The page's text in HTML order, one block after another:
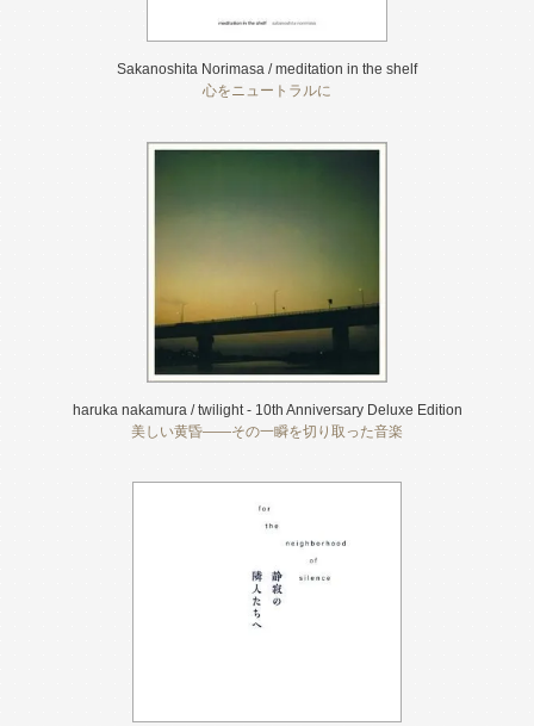
Sakanoshita Norimasa / meditation in the shelf
心をニュートラルに
haruka nakamura / twilight - 10th Anniversary Deluxe Edition
美しい黄昏――その一瞬を切り取った音楽